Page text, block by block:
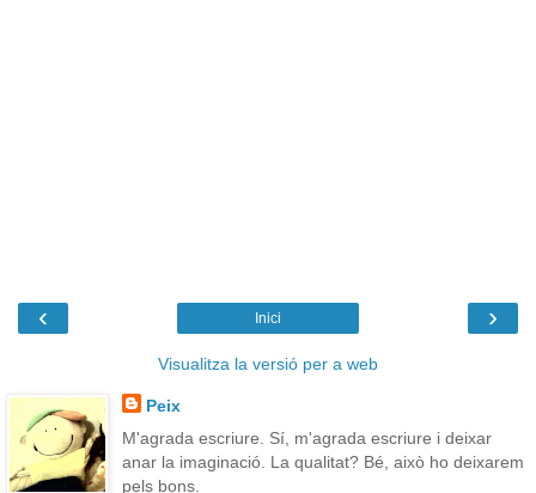
‹ ›
Inici
Visualitza la versió per a web
Peix
M'agrada escriure. Sí, m'agrada escriure i deixar
anar la imaginació. La qualitat? Bé, això ho deixarem
pels bons.